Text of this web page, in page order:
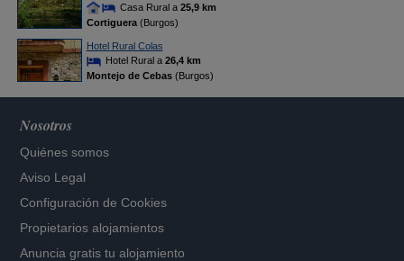
Casa Rural a 25,9 km
Cortiguera(Burgos)
Hotel Rural Colas
Hotel Rural a 26,4 km
Montejo de Cebas(Burgos)
Nosotros
Quiénes somos
Aviso Legal
Configuración de Cookies
Propietarios alojamientos
Anuncia gratis tu alojamiento